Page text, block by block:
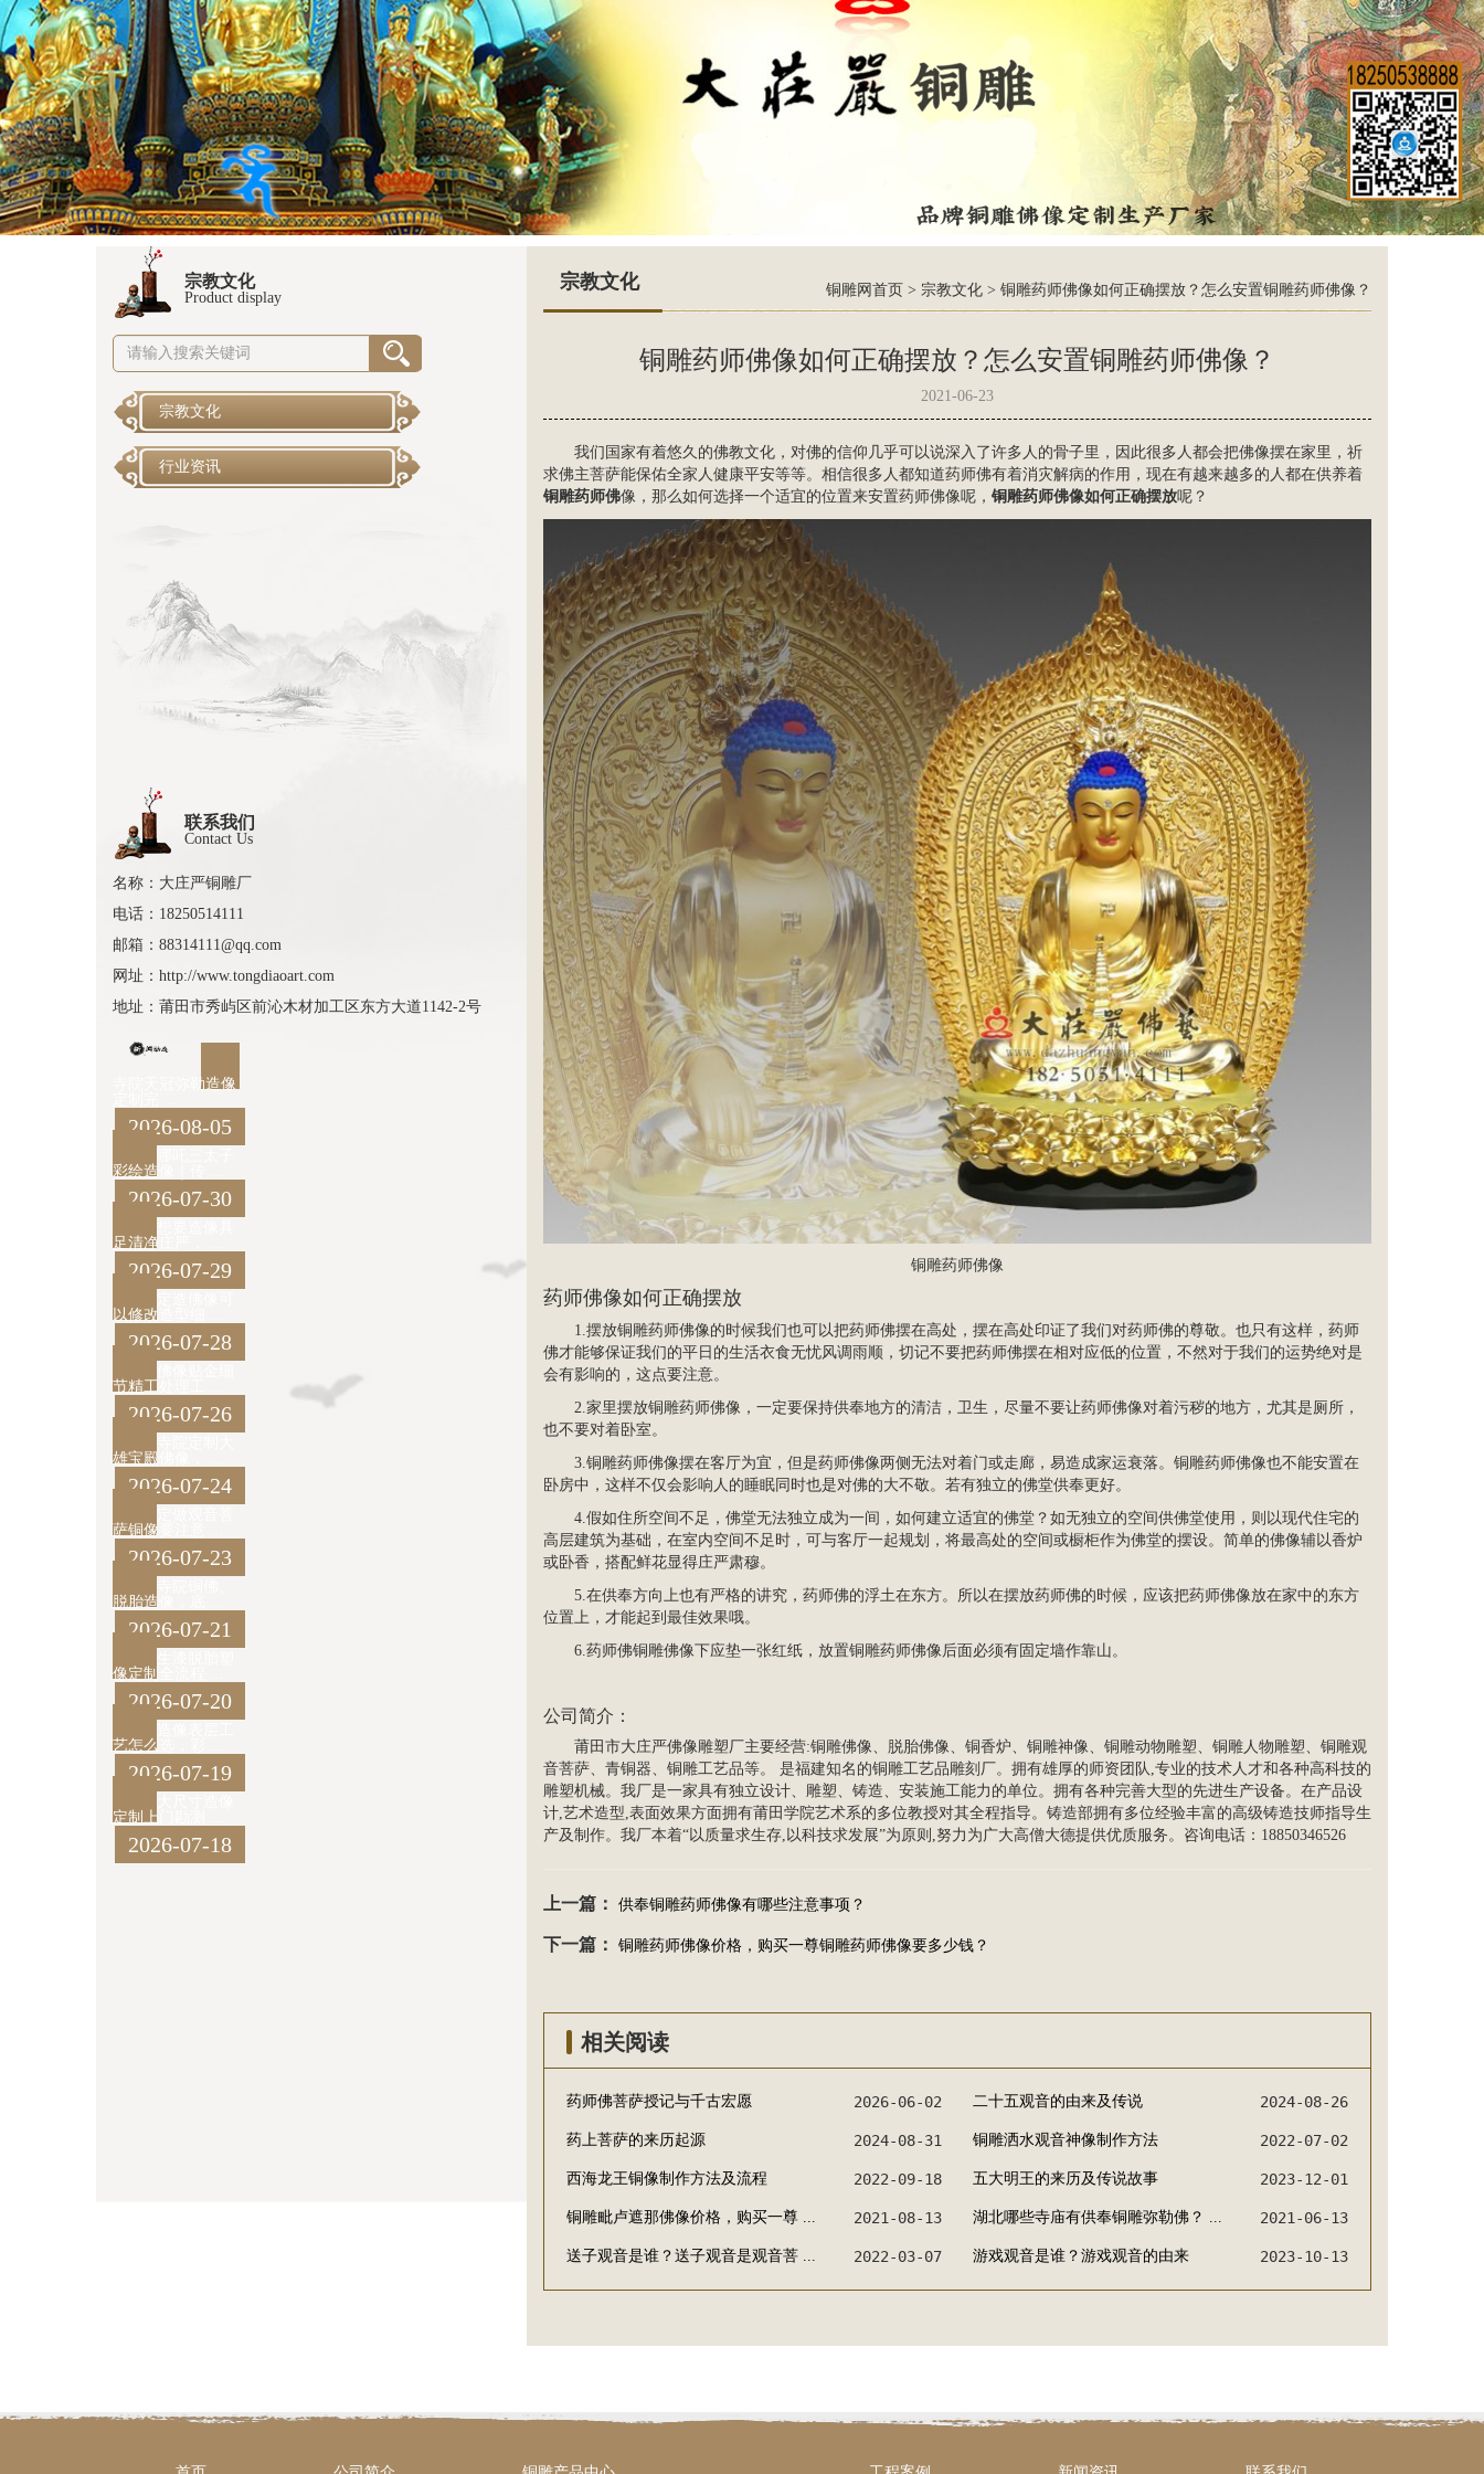
宗教文化
Product display
宗教文化
行业资讯
联系我们
Contact Us
名称：大庄严铜雕厂
电话：18250514111
邮箱：88314111@qq.com
网址：http://www.tongdiaoart.com
地址：莆田市秀屿区前沁木材加工区东方大道1142-2号
寺院天冠弥勒造像
2026-08-05
彩绘造像｜传 ...
2026-07-30
足清净庄严， ...
2026-07-29
以修改造型细 ...
2026-07-28
节精工处理工 ...
2026-07-26
雄宝殿佛像， ...
2026-07-24
萨铜像要注意 ...
2026-07-23
脱胎造像，底 ...
2026-07-21
像定制全流程 ...
2026-07-20
艺怎么选，彩 ...
2026-07-19
定制上门勘测 ...
2026-07-18
宗教文化 铜雕网首页 > 宗教文化 > 铜雕药师佛像如何正确摆放？怎么安置铜雕药师佛像？
铜雕药师佛像如何正确摆放？怎么安置铜雕药师佛像？
2021-06-23
我们国家有着悠久的佛教文化，对佛的信仰几乎可以说深入了许多人的骨子里，因此很多人都会把佛像摆在家里，祈
求佛主菩萨能保佑全家人健康平安等等。相信很多人都知道药师佛有着消灾解病的作用，现在有越来越多的人都在供养着
铜雕药师佛像，那么如何选择一个适宜的位置来安置药师佛像呢， 铜雕药师佛像如何正确摆放呢？
铜雕药师佛像
药师佛像如何正确摆放
1.摆放铜雕药师佛像的时候我们也可以把药师佛摆在高处，摆在高处印证了我们对药师佛的尊敬。也只有这样，药师
佛才能够保证我们的平日的生活衣食无忧风调雨顺，切记不要把药师佛摆在相对应低的位置，不然对于我们的运势绝对是
会有影响的，这点要注意。
2.家里摆放铜雕药师佛像，一定要保持供奉地方的清洁，卫生，尽量不要让药师佛像对着污秽的地方，尤其是厕所，
也不要对着卧室。
3.铜雕药师佛像摆在客厅为宜，但是药师佛像两侧无法对着门或走廊，易造成家运衰落。铜雕药师佛像也不能安置在
卧房中，这样不仅会影响人的睡眠同时也是对佛的大不敬。若有独立的佛堂供奉更好。
4.假如住所空间不足，佛堂无法独立成为一间，如何建立适宜的佛堂？如无独立的空间供佛堂使用，则以现代住宅的
高层建筑为基础，在室内空间不足时，可与客厅一起规划，将最高处的空间或橱柜作为佛堂的摆设。简单的佛像辅以香炉
或卧香，搭配鲜花显得庄严肃穆。
5.在供奉方向上也有严格的讲究，药师佛的浮土在东方。所以在摆放药师佛的时候，应该把药师佛像放在家中的东方
位置上，才能起到最佳效果哦。
6.药师佛铜雕佛像下应垫一张红纸，放置铜雕药师佛像后面必须有固定墙作靠山。
公司简介 ：
莆田市大庄严佛像雕塑厂主要经营:铜雕佛像、脱胎佛像、 铜香炉 、铜雕神像、铜雕动物雕塑、铜雕 人物雕塑
铜雕观
音菩萨 、青铜器、 铜雕工艺品等。 是福建知名的铜雕工艺品雕刻厂。拥有雄厚的师资团队,专业的技术人才和各种高科技的
雕塑机械。我厂是一家具有独立设计、雕塑、铸造、安装施工能力的单位。拥有各种完善大型的先进生产设备。在产品设
计,艺术造型,表面效果方面拥有莆田学院艺术系的多位教授对其全程指导。铸造部拥有多位经验丰富的高级铸造技师指导生
产及制作。我厂本着“以质量求生存,以科技求发展”为原则,努力为广大高僧大德提供优质服务。咨询电话：18850346526
上一篇： 供奉铜雕药师佛像有哪些注意事项？
下一篇： 铜雕药师佛像价格，购买一尊铜雕药师佛像要多少钱？
相关阅读
药师佛菩萨授记与千古宏愿 2026-06-02 二十五观音的由来及传说 2024-08-26
药上菩萨的来历起源 2024-08-31 铜雕洒水观音神像制作方法 2022-07-02
西海龙王铜像制作方法及流程 2022-09-18 五大明王的来历及传说故事 2023-12-01
铜雕毗卢遮那佛像价格，购买一尊 ... 2021-08-13 湖北哪些寺庙有供奉铜雕弥勒佛？ ... 2021-06-13
送子观音是谁？送子观音是观音菩 ... 2022-03-07 游戏观音是谁？游戏观音的由来 2023-10-13